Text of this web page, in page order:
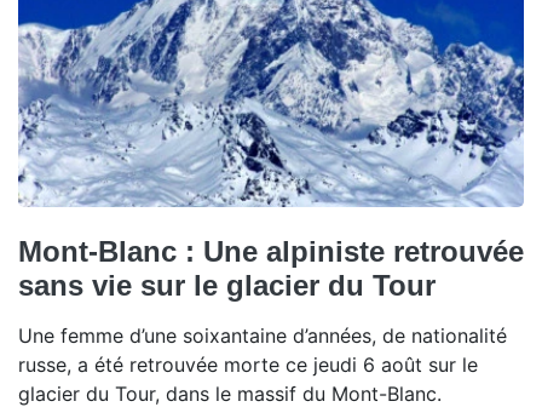
Mont-Blanc : Une alpiniste retrouvée
sans vie sur le glacier du Tour
Une femme d’une soixantaine d’années, de nationalité
russe, a été retrouvée morte ce jeudi 6 août sur le
glacier du Tour, dans le massif du Mont-Blanc.